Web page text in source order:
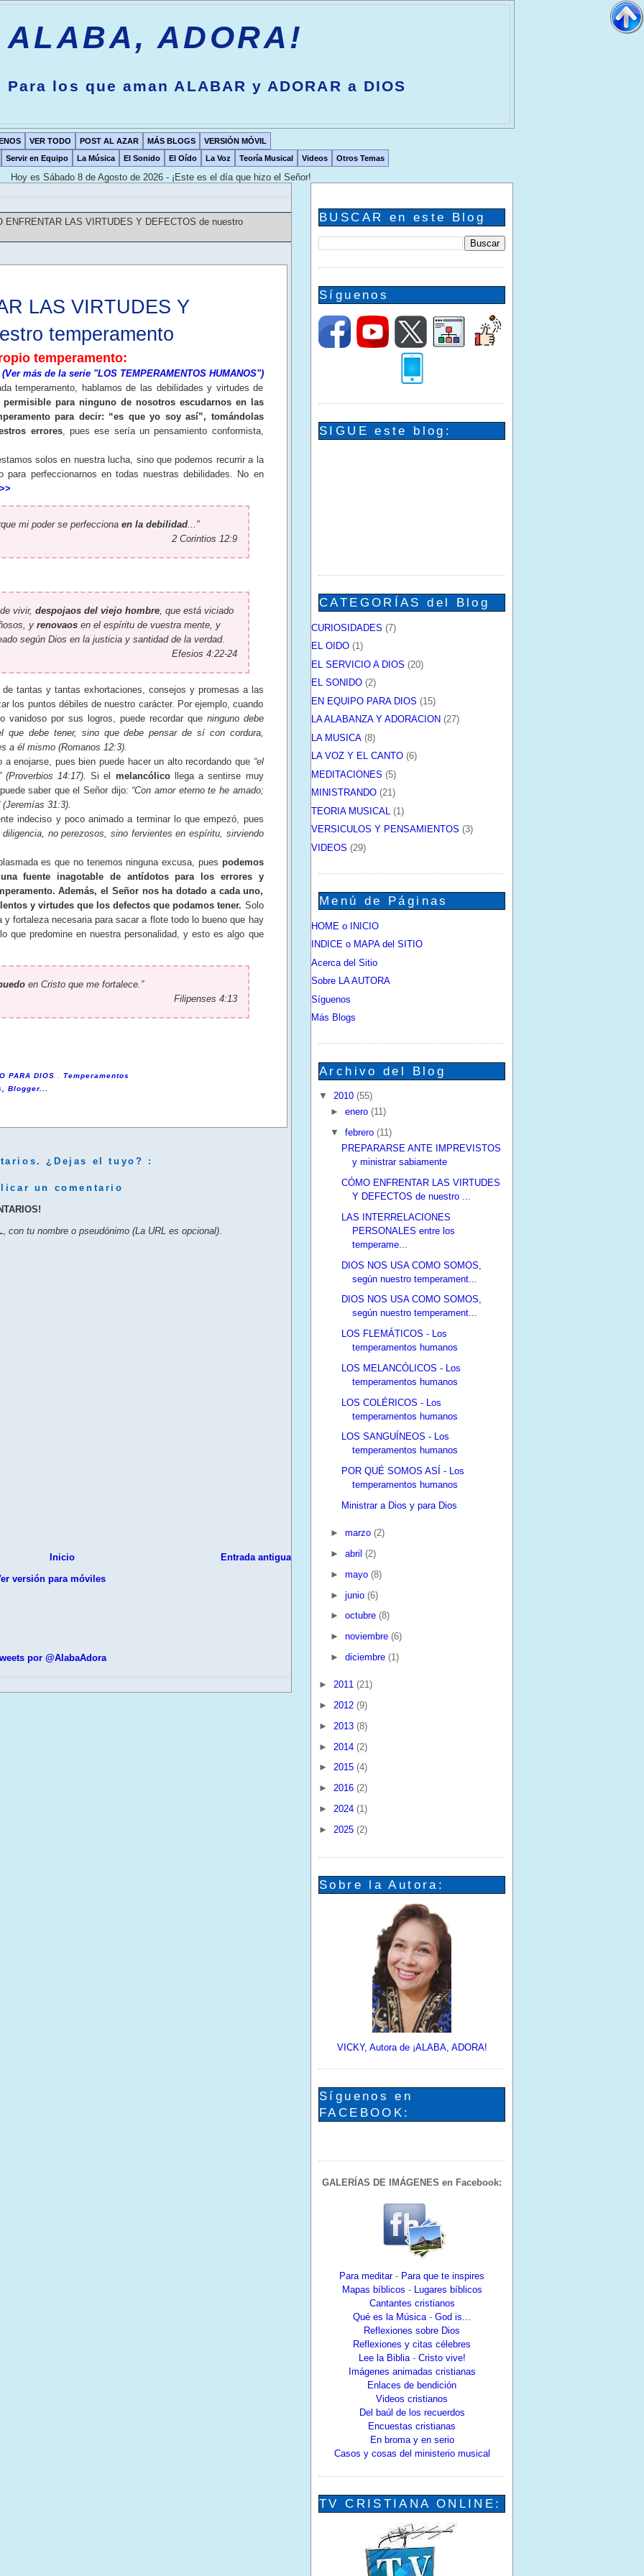
ALABA, ADORA!
Para los que aman ALABAR y ADORAR a DIOS
VER TODO POST AL AZAR MÁS BLOGS
VERSIÓN MÓVIL
Servir en Equipo La Música El Sonido El Oído La Voz Teoría Musical Videos Otros Temas
Hoy es Sábado 8 de Agosto de 2026 - ¡Este es el día que hizo el Señor!
ENFRENTAR LAS VIRTUDES Y DEFECTOS de nuestro
LAS VIRTUDES Y
temperamento
temperamento:
(Ver más de la serie "LOS TEMPERAMENTOS HUMANOS")
temperamento, hablamos de las debilidades y virtudes de
permisible para ninguno de nosotros escudarnos en las
para decir: “es que yo soy así”, tomándolas
errores, pues ese sería un pensamiento conformista,
solos en nuestra lucha, sino que podemos recurrir a la
perfeccionarnos en todas nuestras debilidades. No en
mi poder se perfecciona en la debilidad..."
2 Corintios 12:9
vivir, despojaos del viejo hombre , que está viciado
y renovaos en el espíritu de vuestra mente, y
según Dios en la justicia y santidad de la verdad.
Efesios 4:22-24
y tantas exhortaciones, consejos y promesas a las
los puntos débiles de nuestro carácter. Por ejemplo, cuando
vanidoso por sus logros, puede recordar que ninguno debe
debe tener, sino que debe pensar de sí con cordura,
a él mismo (Romanos 12:3).
enojarse, pues bien puede hacer un alto recordando que “el
14:17).
Si el melancólicollega a sentirse muy
saber que el Señor dijo: “Con amor eterno te he amado;
31:3).
indeciso y poco animado a terminar lo que empezó, pues
diligencia, no perezosos, sino fervientes en espíritu, sirviendo
es que no tenemos ninguna excusa, pues podemos
fuente inagotable de antídotos para los errores y
Además, el Señor nos ha dotado a cada uno,
y virtudes que los defectos que podamos tener. Solo
fortaleza necesaria para sacar a flote todo lo bueno que hay
que predomine en nuestra personalidad, y esto es algo que
en Cristo que me fortalece.”
Filipenses 4:13
PARA DIOS ,Temperamentos
¿Dejas el tuyo? :
un comentario
, con tu nombre o pseudónimo (La URL es opcional).
Entrada antigua
Inicio
versión para móviles
por @AlabaAdora
BUSCAR en este Blog
Síguenos
SIGUE este blog:
CATEGORÍAS del Blog
CURIOSIDADES (7)
EL OIDO (1)
EL SERVICIO A DIOS (20)
EL SONIDO (2)
EN EQUIPO PARA DIOS (15)
LA ALABANZA Y ADORACION (27)
LA MUSICA (8)
LA VOZ Y EL CANTO (6)
MEDITACIONES (5)
MINISTRANDO (21)
TEORIA MUSICAL (1)
VERSICULOS Y PENSAMIENTOS (3)
VIDEOS (29)
Menú de Páginas
HOME o INICIO
INDICE o MAPA del SITIO
Acerca del Sitio
Sobre LA AUTORA
Síguenos
Más Blogs
Archivo del Blog
▼ 2010 (55)
► enero (11)
▼ febrero (11)
PREPARARSE ANTE IMPREVISTOS
y ministrar sabiamente
CÓMO ENFRENTAR LAS VIRTUDES
Y DEFECTOS de nuestro ...
LAS INTERRELACIONES
PERSONALES entre los
temperame...
DIOS NOS USA COMO SOMOS,
según nuestro temperament...
DIOS NOS USA COMO SOMOS,
según nuestro temperament...
LOS FLEMÁTICOS - Los
temperamentos humanos
LOS MELANCÓLICOS - Los
temperamentos humanos
LOS COLÉRICOS - Los
temperamentos humanos
LOS SANGUÍNEOS - Los
temperamentos humanos
POR QUÉ SOMOS ASÍ - Los
temperamentos humanos
Ministrar a Dios y para Dios
► marzo (2)
► abril (2)
► mayo (8)
► junio (6)
► octubre (8)
► noviembre (6)
► diciembre (1)
► 2011 (21)
► 2012 (9)
► 2013 (8)
► 2014 (2)
► 2015 (4)
► 2016 (2)
► 2024 (1)
► 2025 (2)
Sobre la Autora:
VICKY, Autora de ¡ALABA, ADORA!
Síguenos en
FACEBOOK:
GALERÍAS DE IMÁGENES en Facebook:
Para meditar- Para que te inspires
Mapas bíblicos - Lugares bíblicos
Cantantes cristianos
Qué es la Música - God is...
Reflexiones sobre Dios
Reflexiones y citas célebres
Lee la Biblia- Cristo vive!
Imágenes animadas cristianas
Enlaces de bendición
Videos cristianos
Del baúl de los recuerdos
Encuestas cristianas
En broma y en serio
Casos y cosas del ministerio musical
TV CRISTIANA ONLINE: